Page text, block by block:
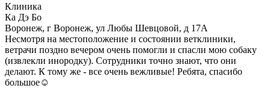
Клиника
Ка Дэ Бо
Воронеж, г Воронеж, ул Любы Шевцовой, д 17А
Несмотря на местоположение и состоянии ветклиники,
ветрачи поздно вечером очень помогли и спасли мою собаку
(извлекли инородку). Сотрудники точно знают, что они
делают. К тому же - все очень вежливые! Ребята, спасибо
большое☺️